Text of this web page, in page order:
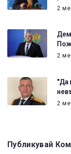
2
2
"Да
2
Публикувай